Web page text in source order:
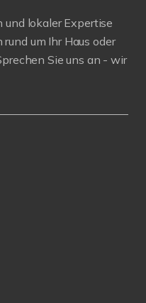
lokaler Expertise
um Ihr Haus oder
Sie uns an - wir